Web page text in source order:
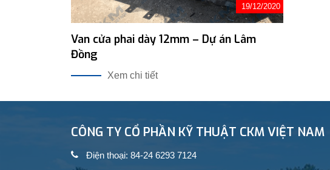
19/12/2020
Van cửa phai dày 12mm – Dự án Lâm
Đồng
Xem chi tiết
CÔNG TY CỔ PHẦN KỸ THUẬT CKM VIỆT NAM
Điện thoại: 84-24 6293 7124